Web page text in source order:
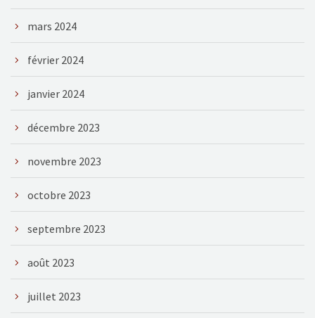
mars 2024
février 2024
janvier 2024
décembre 2023
novembre 2023
octobre 2023
septembre 2023
août 2023
juillet 2023